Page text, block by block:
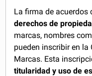
La firma de acuerdos
derechos de
marcas, nombres
pueden inscribir en la
Marcas. Esta
titularidad y uso de